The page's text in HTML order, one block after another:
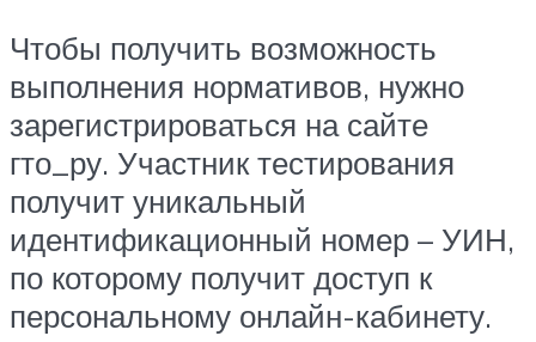
Чтобы получить возможность
выполнения нормативов, нужно
зарегистрироваться на сайте
гто_ру. Участник тестирования
получит уникальный
идентификационный номер – УИН,
по которому получит доступ к
персональному онлайн-кабинету.